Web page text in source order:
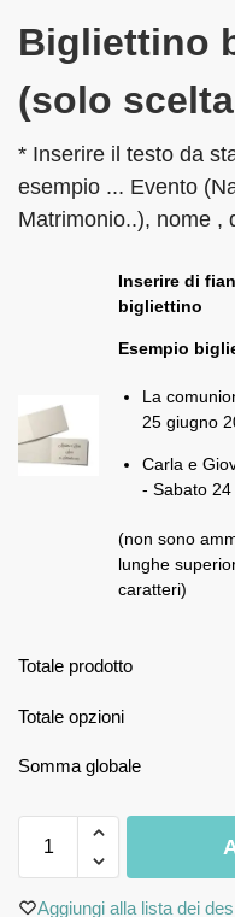
Bigliettino
(solo
* Inserire il testo da
esempio ... Evento
Matrimonio..), nome ,
Inserire di
bigliettino
Esempio
La
25 giugno
Carla e
- Sabato
(non sono
lunghe
caratteri)
Totale prodotto
Totale opzioni
Somma globale
Aggiungi alla lista dei